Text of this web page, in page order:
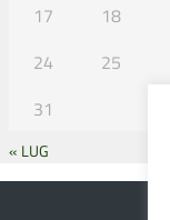
17
18
24
25
31
« LUG